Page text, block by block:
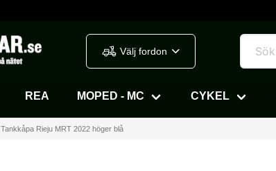
Välj fordon
REA MOPED - MC CYKEL
Tankkåpa Rieju MRT 2022 höger blå